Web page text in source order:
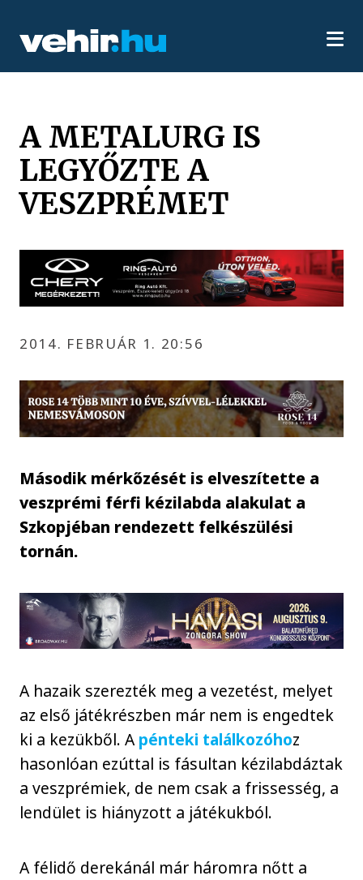
A METALURG IS
LEGYŐZTE A
VESZPRÉMET
2014. FEBRUÁR 1. 20:56
Második mérkőzését is elveszítette a
veszprémi férfi kézilabda alakulat a
Szkopjéban rendezett felkészülési
tornán.
A hazaik szerezték meg a vezetést, melyet
az első játékrészben már nem is engedtek
ki a kezükből. Apénteki találkozóhoz
hasonlóan ezúttal is fásultan kézilabdáztak
a veszprémiek, de nem csak a frissesség, a
lendület is hiányzott a játékukból.
A félidő derekánál már háromra nőtt a